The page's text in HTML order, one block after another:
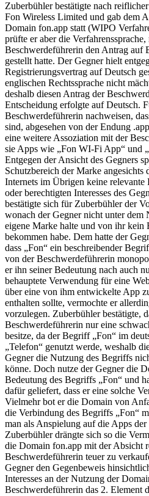
Zuberbühler bestätigte nach
Fon Wireless Limited und gab dem
Domain fon.app statt (WIPO
prüfte er aber die Verfahrenssprache,
Beschwerdeführerin den Antrag auf
gestellt hatte. Der Gegner hielt
Registrierungsvertrag auf Deutsch
englischen Rechtssprache nicht
deshalb diesen Antrag der
Entscheidung erfolgte auf Deutsch.
Beschwerdeführerin nachweisen,
sind, abgesehen von der Endung
eine weitere Assoziation mit der
sie Apps wie „Fon WI-Fi App“ und
Entgegen der Ansicht des Gegners
Schutzbereich der Marke angesichts
Internets im Übrigen keine
oder berechtigten Interesses des
bestätigte sich für Zuberbühler der
wonach der Gegner nicht unter dem
eigene Marke halte und von ihr kein
bekommen habe. Dem hatte der
dass „Fon“ ein beschreibender
von der Beschwerdeführerin
er ihn seiner Bedeutung nach auch
behauptete Verwendung für eine
über eine von ihm entwickelte App
enthalten sollte, vermochte er
vorzulegen. Zuberbühler bestätigte,
Beschwerdeführerin nur eine
besitze, da der Begriff „Fon“ im
„Telefon“ genutzt werde, weshalb
Gegner die Nutzung des Begriffs
könne. Doch nutze der Gegner die
Bedeutung des Begriffs „Fon“ und
dafür geliefert, dass er eine solche
Vielmehr bot er die Domain von
die Verbindung des Begriffs „Fon“
man als Anspielung auf die Apps
Zuberbühler drängte sich so die
die Domain fon.app mit der Absicht
Beschwerdeführerin teuer zu
Gegner den Gegenbeweis
Interesses an der Nutzung der
Beschwerdeführerin das 2. Element